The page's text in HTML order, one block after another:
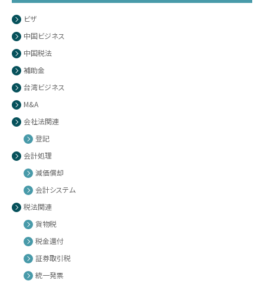
ビザ
中国ビジネス
中国税法
補助金
台湾ビジネス
M&A
会社法関連
登記
会計処理
減価償却
会計システム
税法関連
貨物税
税金還付
証券取引税
統一発票